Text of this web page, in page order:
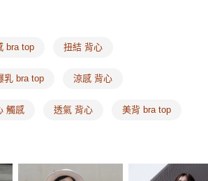
下不需立刻繳費，但若您需要取消訂單，請聯絡
取消欲退款等相關疑問，請聯繫「AFTEE先享後付
公司。
宜，請瀏覽以下網址：
含以上)免運費
bra top 扭結 背心
乳 bra top 涼感 背心
觸感 透氣 背心 美背 bra top